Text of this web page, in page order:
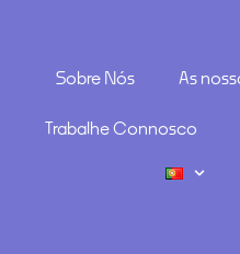
Sobre Nós As
Trabalhe Connosco